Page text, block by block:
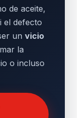
de aceite,
el defecto
un vicio
la
o incluso